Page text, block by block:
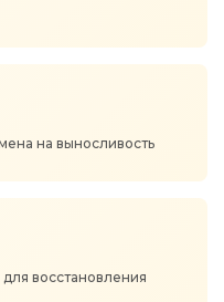
на выносливость
восстановления